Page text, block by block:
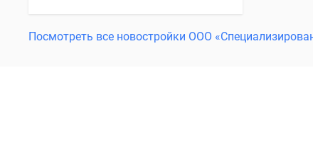
Посмотреть все новостройки ООО